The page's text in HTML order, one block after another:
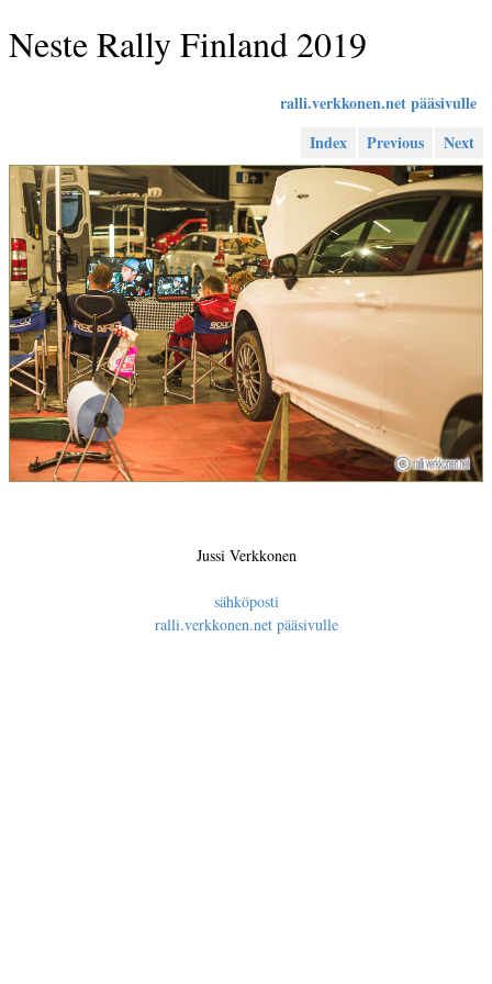
Neste Rally Finland 2019
ralli.verkkonen.net pääsivulle
Index
Previous Next
Jussi Verkkonen
sähköposti
ralli.verkkonen.net pääsivulle